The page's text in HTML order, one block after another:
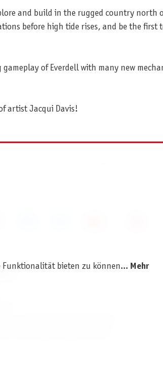
and build in the rugged country north
before high tide rises, and be the
of Everdell with many new
artist Jacqui Davis!
Funktionalität bieten zu können... Mehr